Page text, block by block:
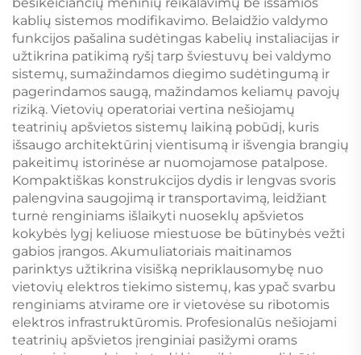
kablių sistemos modifikavimo. Belaidžio valdymo
funkcijos pašalina sudėtingas kabelių instaliacijas ir
užtikrina patikimą ryšį tarp šviestuvų bei valdymo
sistemų, sumažindamos diegimo sudėtingumą ir
pagerindamos saugą, mažindamos keliamų pavojų
riziką. Vietovių operatoriai vertina nešiojamų
teatrinių apšvietos sistemų laikiną pobūdį, kuris
išsaugo architektūrinį vientisumą ir išvengia brangių
pakeitimų istorinėse ar nuomojamose patalpose.
Kompaktiškas konstrukcijos dydis ir lengvas svoris
palengvina saugojimą ir transportavimą, leidžiant
turnė renginiams išlaikyti nuoseklų apšvietos
kokybės lygį keliuose miestuose be būtinybės vežti
gabios įrangos. Akumuliatoriais maitinamos
parinktys užtikrina visišką nepriklausomybę nuo
vietovių elektros tiekimo sistemų, kas ypač svarbu
renginiams atvirame ore ir vietovėse su ribotomis
elektros infrastruktūromis. Profesionalūs nešiojami
teatrinių apšvietos įrenginiai pasižymi orams